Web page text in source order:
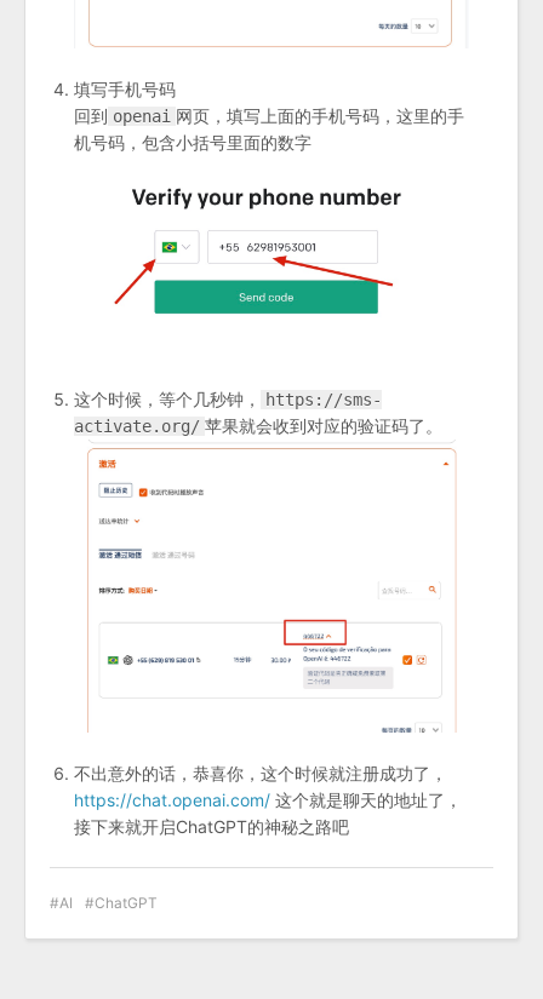
填写手机号码
回到 openai 网页，填写上面的手机号码，这里的手
机号码，包含小括号里面的数字
这个时候，等个几秒钟，
https://sms-
activate.org/ 苹果就会收到对应的验证码了。
不出意外的话，恭喜你，这个时候就注册成功了，
https://chat.openai.com/ 这个就是聊天的地址了，
接下来就开启ChatGPT的神秘之路吧
AI ChatGPT